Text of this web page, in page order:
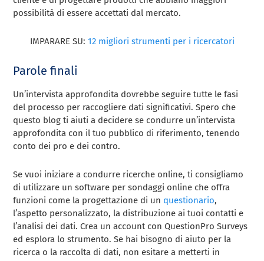
possibilità di essere accettati dal mercato.
IMPARARE SU: 12 migliori strumenti per i ricercatori
Parole finali
Un’intervista approfondita dovrebbe seguire tutte le fasi
del processo per raccogliere dati significativi. Spero che
questo blog ti aiuti a decidere se condurre un’intervista
approfondita con il tuo pubblico di riferimento, tenendo
conto dei pro e dei contro.
Se vuoi iniziare a condurre ricerche online, ti consigliamo
di utilizzare un software per sondaggi online che offra
funzioni come la progettazione di un questionario,
l’aspetto personalizzato, la distribuzione ai tuoi contatti e
l’analisi dei dati. Crea un account con QuestionPro Surveys
ed esplora lo strumento. Se hai bisogno di aiuto per la
ricerca o la raccolta di dati, non esitare a metterti in